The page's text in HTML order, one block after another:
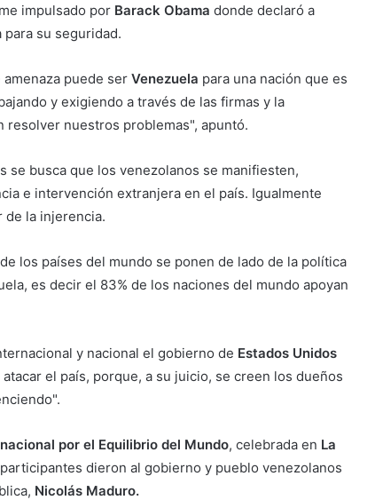
impulsado por Barack Obama donde declaró a
su seguridad.
puede ser Venezuela para una nación que es
y exigiendo a través de las firmas y la
resolver nuestros problemas", apuntó.
busca que los venezolanos se manifiesten,
e intervención extranjera en el país. Igualmente
de la injerencia.
los países del mundo se ponen de lado de la política
es decir el 83% de los naciones del mundo apoyan
y nacional el gobierno de Estados Unidos
el país, porque, a su juicio, se creen los dueños
por el Equilibrio del Mundo, celebrada en La
dieron al gobierno y pueblo venezolanos
Nicolás Maduro.